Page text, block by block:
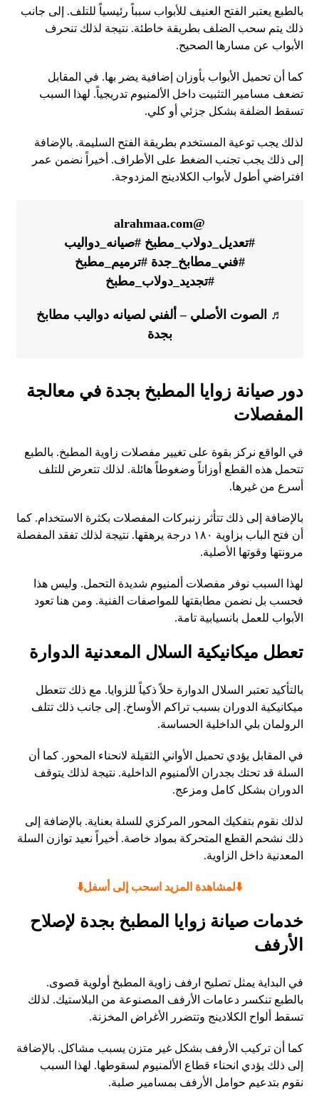
بالطبع يعتبر الفتح العنيف للأبواب سبباً رئيسياً للتلف. إلى جانب
ذلك يتم سحب الضلف بطريقة خاطئة. نتيجة لذلك تنحرف
الأبواب عن مسارها الصحيح.
كما أن تحميل الأبواب بأوزان إضافية يضر بها. في المقابل
تضعف مسامير التثبيت داخل الألمنيوم تدريجياً. لهذا السبب
تسقط الضلفة بشكل جزئي أو كلي.
لذلك يجب توعية المستخدم بطريقة الفتح السليمة. بالإضافة
إلى ذلك يجب تجنب الضغط على الأطراف. أخيراً نضمن عمر
افتراضي أطول لأبواب الكلادينج المزدوجة.
@alrahmaa.com
#تعديل_دولاب_مطبخ #صيانه_دواليب
#فني_مطابخ_جدة #ترميم_مطبخ
#تجديد_دولاب_مطبخ
♬ الصوت الأصلي – ألفني لصيانه دواليب مطابخ
بجدة
دور صيانة زوايا المطبخ بجدة في معالجة
المفصلات
في الواقع نركز بقوة على تغيير مفصلات زاوية المطبخ. بالطبع
تتحمل هذه القطع أوزاناً وضغوطاً هائلة. لذلك تتعرض للتلف
أسرع من غيرها.
بالإضافة إلى ذلك تتأثر زنبركات المفصلات بكثرة الاستخدام. كما
أن فتح الباب بزاوية ١٨٠ درجة يرهقها. نتيجة لذلك تفقد المفصلة
مرونتها وقوتها الأصلية.
لهذا السبب نوفر مفصلات ألمنيوم شديدة التحمل. وليس هذا
فحسب بل نضمن مطابقتها للمواصفات الفنية. ومن هنا تعود
الأبواب للعمل بانسيابية تامة.
تعطل ميكانيكية السلال المعدنية الدوارة
بالتأكيد تعتبر السلال الدوارة حلاً ذكياً للزوايا. مع ذلك تتعطل
ميكانيكية الدوران بسبب تراكم الأوساخ. إلى جانب ذلك تتلف
الرولمان بلي الداخلية الحساسة.
في المقابل يؤدي تحميل الأواني الثقيلة لانحناء المحور. كما أن
السلة قد تحتك بجدران الألمنيوم الداخلية. نتيجة لذلك يتوقف
الدوران بشكل كامل ومزعج.
لذلك نقوم بتفكيك المحور المركزي للسلة بعناية. بالإضافة إلى
ذلك نشحم القطع المتحركة بمواد خاصة. أخيراً نعيد توازن السلة
المعدنية داخل الزاوية.
⬇️لمشاهدة المزيد اسحب إلى أسفل⬇️
خدمات صيانة زوايا المطبخ بجدة لإصلاح
الأرفف
في البداية يمثل تصليح ارفف زاوية المطبخ أولوية قصوى.
بالطبع تنكسر دعامات الأرفف المصنوعة من البلاستيك. لذلك
تسقط ألواح الكلادينج وتتضرر الأغراض المخزنة.
كما أن تركيب الأرفف بشكل غير متزن يسبب مشاكل. بالإضافة
إلى ذلك يؤدي انحناء قطاع الألمنيوم لسقوطها. لهذا السبب
نقوم بتدعيم حوامل الأرفف بمسامير صلبة.